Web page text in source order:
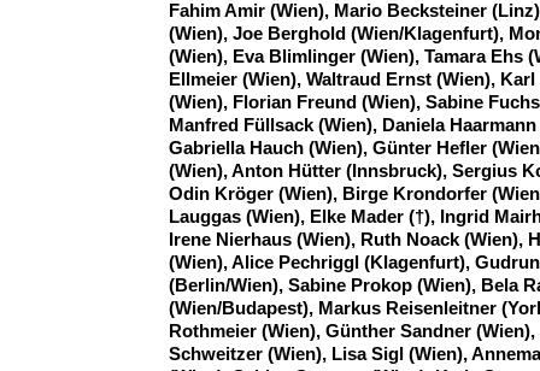
Fahim Amir (Wien), Mario Becksteiner
(Wien), Joe Berghold (Wien/Klagenfurt),
(Wien), Eva Blimlinger (Wien), Tamara Ehs
Ellmeier (Wien), Waltraud Ernst (Wien), Karl
(Wien), Florian Freund (Wien), Sabine
Manfred Füllsack (Wien), Daniela Haarmann
Gabriella Hauch (Wien), Günter Hefler
(Wien),Anton Hütter (Innsbruck), Sergius
Odin Kröger (Wien), Birge Krondorfer
Lauggas (Wien), Elke Mader (†), Ingrid
Irene Nierhaus (Wien), Ruth Noack (Wien),
(Wien), Alice Pechriggl (Klagenfurt),
(Berlin/Wien), Sabine Prokop (Wien), Bela
(Wien/Budapest), Markus Reisenleitner
Rothmeier (Wien), Günther Sandner (Wien),
Schweitzer (Wien), Lisa Sigl (Wien),